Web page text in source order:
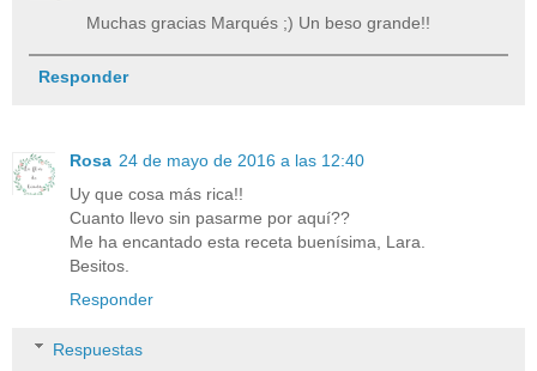
Muchas gracias Marqués ;) Un beso grande!!
Responder
Rosa 24 de mayo de 2016 a las 12:40
Uy que cosa más rica!!
Cuanto llevo sin pasarme por aquí??
Me ha encantado esta receta buenísima, Lara.
Besitos.
Responder
Respuestas